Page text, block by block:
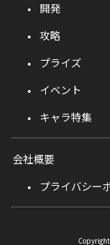
開発
攻略
プライズ
イベント
キャラ特集
会社概要
プライバシー